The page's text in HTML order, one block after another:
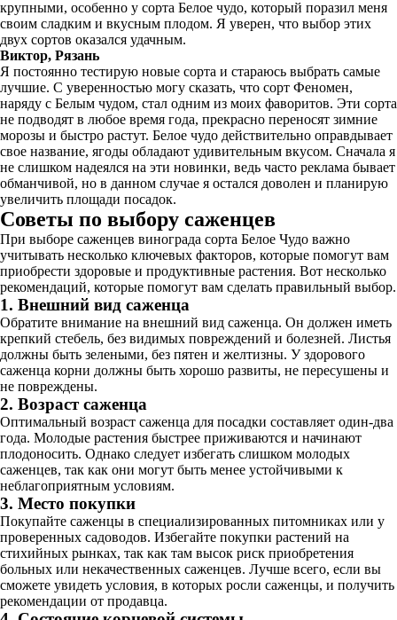
крупными, особенно у сорта Белое чудо, который поразил меня
своим сладким и вкусным плодом. Я уверен, что выбор этих
двух сортов оказался удачным.
Виктор, Рязань
Я постоянно тестирую новые сорта и стараюсь выбрать самые
лучшие. С уверенностью могу сказать, что сорт Феномен,
наряду с Белым чудом, стал одним из моих фаворитов. Эти сорта
не подводят в любое время года, прекрасно переносят зимние
морозы и быстро растут. Белое чудо действительно оправдывает
свое название, ягоды обладают удивительным вкусом. Сначала я
не слишком надеялся на эти новинки, ведь часто реклама бывает
обманчивой, но в данном случае я остался доволен и планирую
увеличить площади посадок.
Советы по выбору саженцев
При выборе саженцев винограда сорта Белое Чудо важно
учитывать несколько ключевых факторов, которые помогут вам
приобрести здоровые и продуктивные растения. Вот несколько
рекомендаций, которые помогут вам сделать правильный выбор.
1. Внешний вид саженца
Обратите внимание на внешний вид саженца. Он должен иметь
крепкий стебель, без видимых повреждений и болезней. Листья
должны быть зелеными, без пятен и желтизны. У здорового
саженца корни должны быть хорошо развиты, не пересушены и
не повреждены.
2. Возраст саженца
Оптимальный возраст саженца для посадки составляет один-два
года. Молодые растения быстрее приживаются и начинают
плодоносить. Однако следует избегать слишком молодых
саженцев, так как они могут быть менее устойчивыми к
неблагоприятным условиям.
3. Место покупки
Покупайте саженцы в специализированных питомниках или у
проверенных садоводов. Избегайте покупки растений на
стихийных рынках, так как там высок риск приобретения
больных или некачественных саженцев. Лучше всего, если вы
сможете увидеть условия, в которых росли саженцы, и получить
рекомендации от продавца.